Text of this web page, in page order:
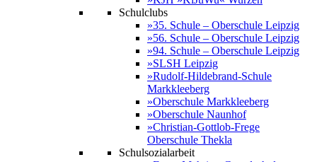
Schulclubs
»35. Schule – Oberschule Leipzig
»56. Schule – Oberschule Leipzig
»94. Schule – Oberschule Leipzig
»SLSH Leipzig
»Rudolf-Hildebrand-Schule
Markkleeberg
»Oberschule Markkleeberg
»Oberschule Naunhof
»Christian-Gottlob-Frege
Oberschule Thekla
Schulsozialarbeit